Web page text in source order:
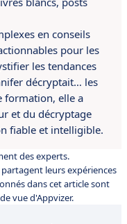
en conseils
pour les
les tendances
décryptait… les
formation, elle a
et du décryptage
fiable et intelligible.
des experts.
leurs expériences
dans cet article sont
vue d'Appvizer.